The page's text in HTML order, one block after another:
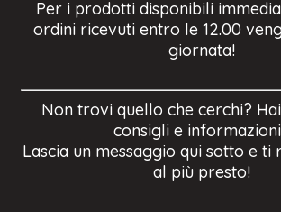
Per i prodotti disponibili
ordini ricevuti entro le 12.00
giornata!
Non trovi quello che cerchi?
consigli e
Lascia un messaggio qui sotto e ti
al più presto!